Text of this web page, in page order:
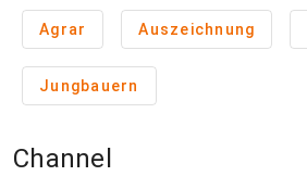
Agrar Auszeichnung
Jungbauern
Channel